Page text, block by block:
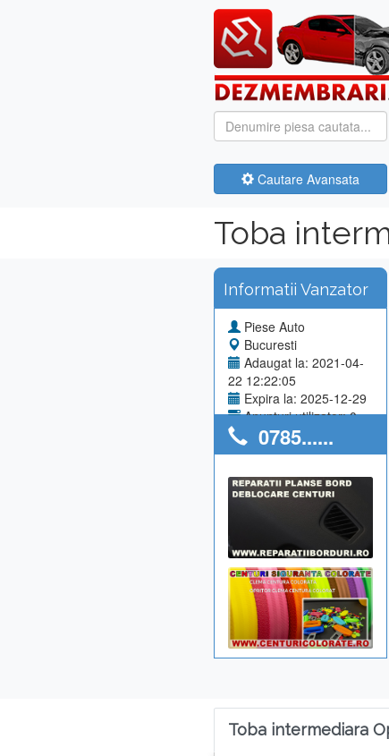
Cautare Avansata
Toba
Informatii Vanzator
Piese Auto
Bucuresti
Adaugat la: 2021-04-
22 12:22:05
Expira la: 2025-12-29
Anunturi utilizator: 0
0785......
Toba intermediara